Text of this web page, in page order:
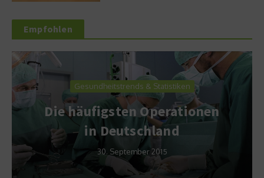
Empfohlen
Gesundheitstrends & Statistiken
Die häufigsten Operationen
in Deutschland
30. September 2015